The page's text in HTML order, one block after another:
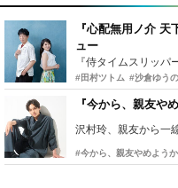
『心配無用ノ介
ュー
#田村ツトム #沙倉ゆうの
『今から、親友や
沢村玲、親友から一
#今から、親友やめようか